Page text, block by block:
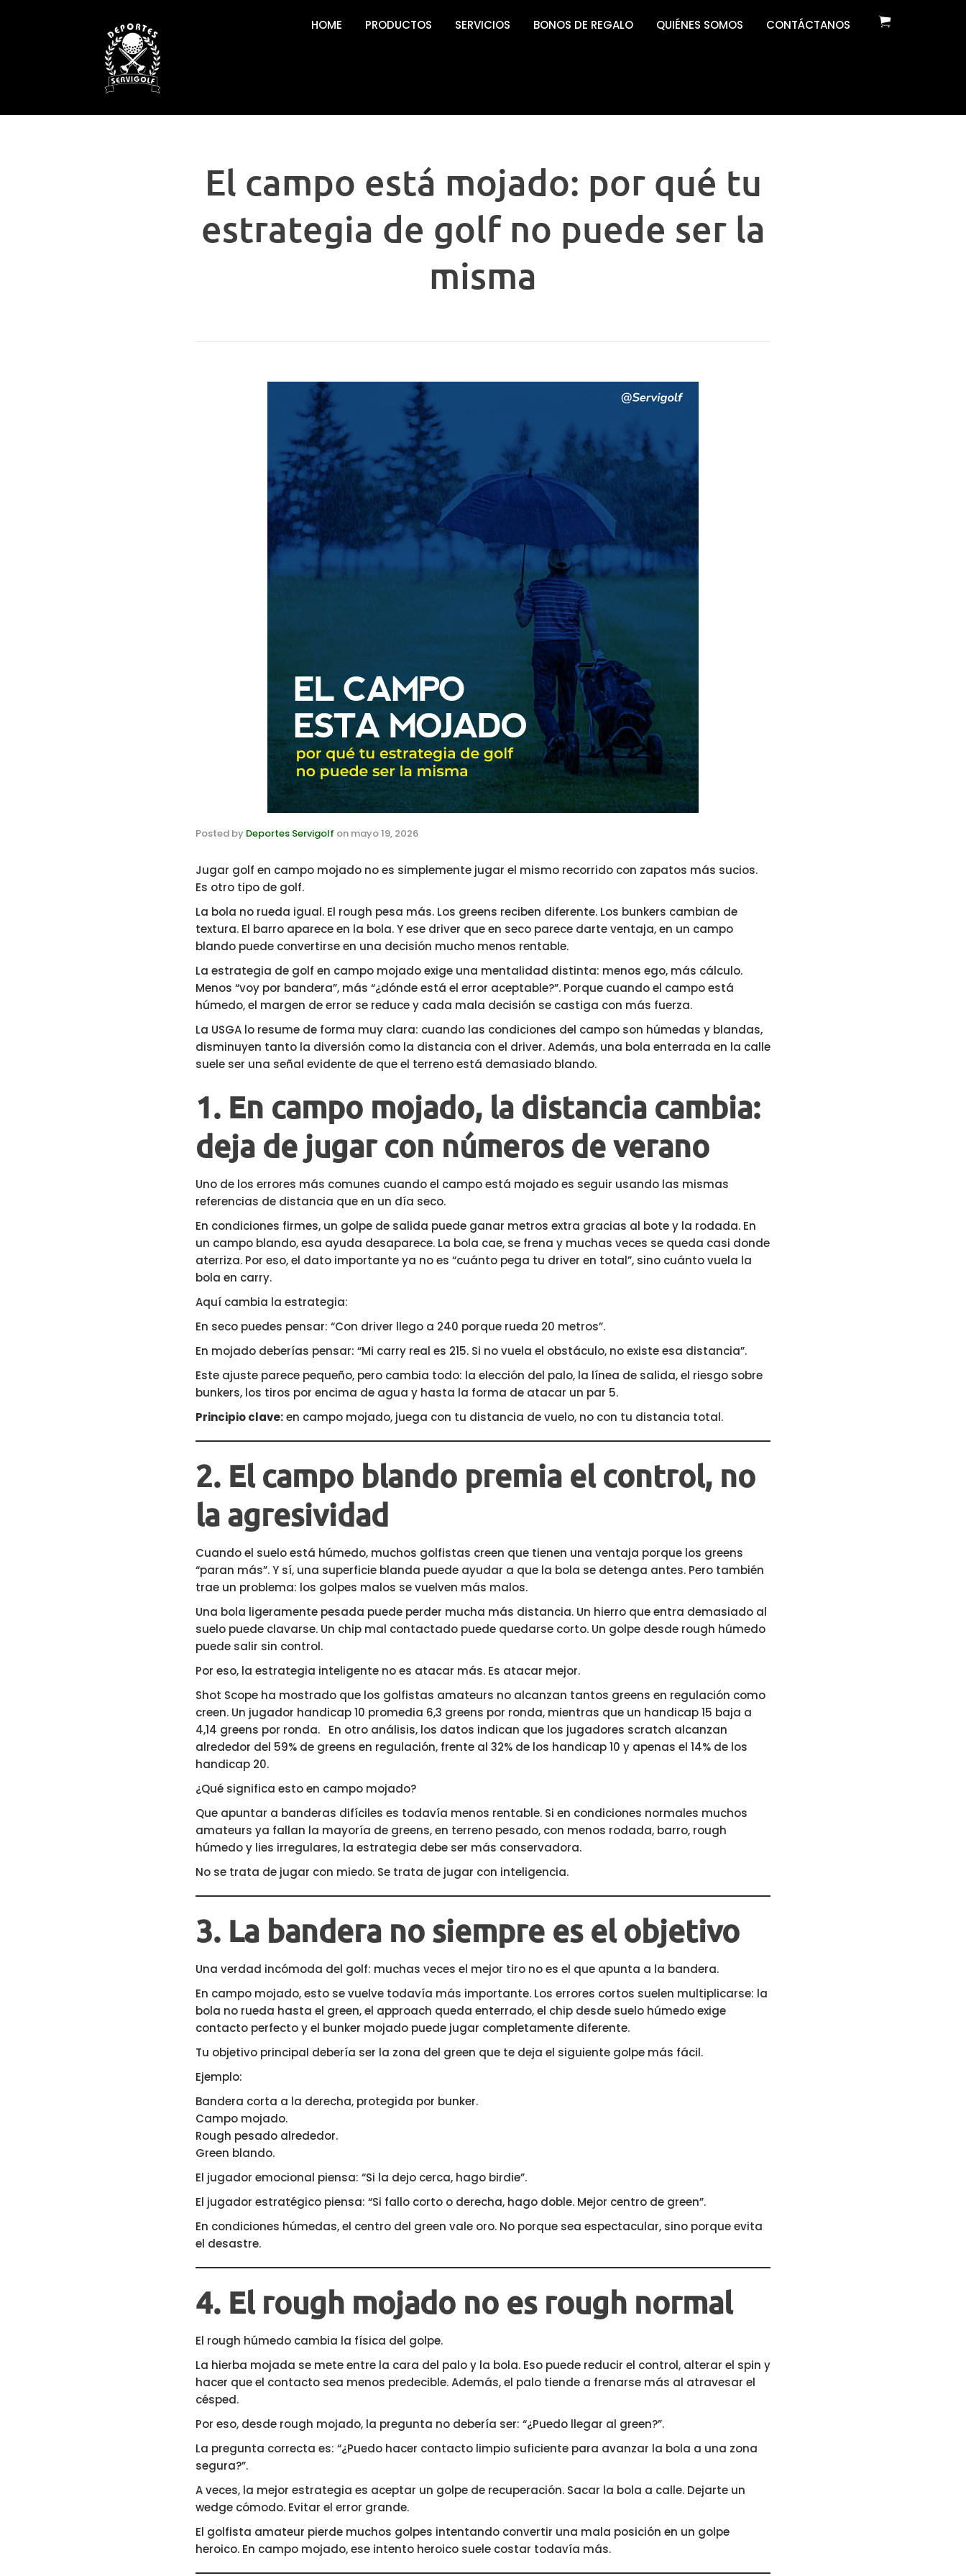
HOME PRODUCTOS SERVICIOS BONOS DE REGALO QUIÉNES SOMOS CONTÁCTANOS
El campo está mojado: por qué tu
estrategia de golf no puede ser la
misma
Posted by Deportes Servigolf on mayo 19, 2026
Jugar golf en campo mojado no es simplemente jugar el mismo recorrido con zapatos más sucios.
Es otro tipo de golf.
La bola no rueda igual. El rough pesa más. Los greens reciben diferente. Los bunkers cambian de
textura. El barro aparece en la bola. Y ese driver que en seco parece darte ventaja, en un campo
blando puede convertirse en una decisión mucho menos rentable.
La estrategia de golf en campo mojado exige una mentalidad distinta: menos ego, más cálculo.
Menos “voy por bandera”, más “¿dónde está el error aceptable?”. Porque cuando el campo está
húmedo, el margen de error se reduce y cada mala decisión se castiga con más fuerza.
La USGA lo resume de forma muy clara: cuando las condiciones del campo son húmedas y blandas,
disminuyen tanto la diversión como la distancia con el driver. Además, una bola enterrada en la calle
suele ser una señal evidente de que el terreno está demasiado blando.
1. En campo mojado, la distancia cambia:
deja de jugar con números de verano
Uno de los errores más comunes cuando el campo está mojado es seguir usando las mismas
referencias de distancia que en un día seco.
En condiciones firmes, un golpe de salida puede ganar metros extra gracias al bote y la rodada. En
un campo blando, esa ayuda desaparece. La bola cae, se frena y muchas veces se queda casi donde
aterriza. Por eso, el dato importante ya no es “cuánto pega tu driver en total”, sino cuánto vuela la
bola en carry.
Aquí cambia la estrategia:
En seco puedes pensar: “Con driver llego a 240 porque rueda 20 metros”.
En mojado deberías pensar: “Mi carry real es 215. Si no vuela el obstáculo, no existe esa distancia”.
Este ajuste parece pequeño, pero cambia todo: la elección del palo, la línea de salida, el riesgo sobre
bunkers, los tiros por encima de agua y hasta la forma de atacar un par 5.
Principio clave:en campo mojado, juega con tu distancia de vuelo, no con tu distancia total.
2. El campo blando premia el control, no
la agresividad
Cuando el suelo está húmedo, muchos golfistas creen que tienen una ventaja porque los greens
“paran más”. Y sí, una superficie blanda puede ayudar a que la bola se detenga antes. Pero también
trae un problema: los golpes malos se vuelven más malos.
Una bola ligeramente pesada puede perder mucha más distancia. Un hierro que entra demasiado al
suelo puede clavarse. Un chip mal contactado puede quedarse corto. Un golpe desde rough húmedo
puede salir sin control.
Por eso, la estrategia inteligente no es atacar más. Es atacar mejor.
Shot Scope ha mostrado que los golfistas amateurs no alcanzan tantos greens en regulación como
creen. Un jugador handicap 10 promedia 6,3 greens por ronda, mientras que un handicap 15 baja a
4,14 greens por ronda. En otro análisis, los datos indican que los jugadores scratch alcanzan
alrededor del 59% de greens en regulación, frente al 32% de los handicap 10 y apenas el 14% de los
handicap 20.
¿Qué significa esto en campo mojado?
Que apuntar a banderas difíciles es todavía menos rentable. Si en condiciones normales muchos
amateurs ya fallan la mayoría de greens, en terreno pesado, con menos rodada, barro, rough
húmedo y lies irregulares, la estrategia debe ser más conservadora.
No se trata de jugar con miedo. Se trata de jugar con inteligencia.
3. La bandera no siempre es el objetivo
Una verdad incómoda del golf: muchas veces el mejor tiro no es el que apunta a la bandera.
En campo mojado, esto se vuelve todavía más importante. Los errores cortos suelen multiplicarse: la
bola no rueda hasta el green, el approach queda enterrado, el chip desde suelo húmedo exige
contacto perfecto y el bunker mojado puede jugar completamente diferente.
Tu objetivo principal debería ser la zona del green que te deja el siguiente golpe más fácil.
Ejemplo:
Bandera corta a la derecha, protegida por bunker.
Campo mojado.
Rough pesado alrededor.
Green blando.
El jugador emocional piensa: “Si la dejo cerca, hago birdie”.
El jugador estratégico piensa: “Si fallo corto o derecha, hago doble. Mejor centro de green”.
En condiciones húmedas, el centro del green vale oro. No porque sea espectacular, sino porque evita
el desastre.
4. El rough mojado no es rough normal
El rough húmedo cambia la física del golpe.
La hierba mojada se mete entre la cara del palo y la bola. Eso puede reducir el control, alterar el spin y
hacer que el contacto sea menos predecible. Además, el palo tiende a frenarse más al atravesar el
césped.
Por eso, desde rough mojado, la pregunta no debería ser: “¿Puedo llegar al green?”.
La pregunta correcta es: “¿Puedo hacer contacto limpio suficiente para avanzar la bola a una zona
segura?”.
A veces, la mejor estrategia es aceptar un golpe de recuperación. Sacar la bola a calle. Dejarte un
wedge cómodo. Evitar el error grande.
El golfista amateur pierde muchos golpes intentando convertir una mala posición en un golpe
heroico. En campo mojado, ese intento heroico suele costar todavía más.